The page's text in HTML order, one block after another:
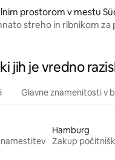
prostorom v mestu
streho in ribnikom za
jih je vredno
Glavne znamenitosti v
Hamburg
Zakup